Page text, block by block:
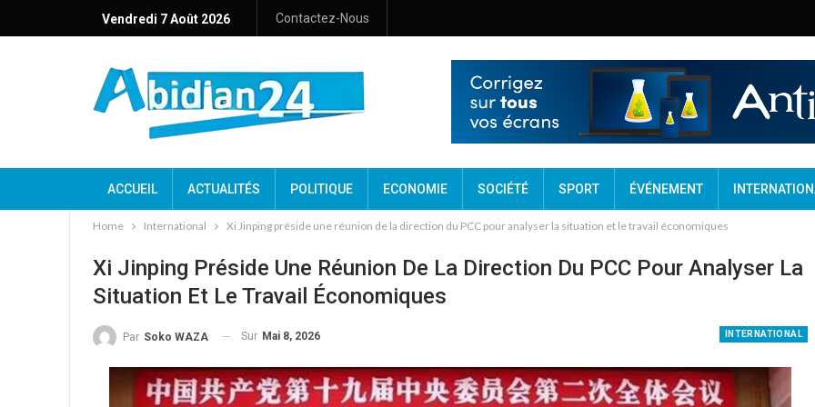
Vendredi 7 Août 2026 Contactez-Nous
ACCUEIL ACTUALITÉS POLITIQUE ECONOMIE SOCIÉTÉ SPORT ÉVÉNEMENT
Home International Xi Jinping préside une réunion de la direction du PCC pour analyser la situation et le travail économiques
Xi Jinping Préside Une Réunion De La Direction Du PCC Pour Analyser La
Situation Et Le Travail Économiques
INTERNATIONAL
Par Soko WAZA Sur Mai 8, 2026